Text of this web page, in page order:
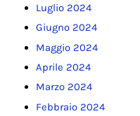
Luglio 2024
Giugno 2024
Maggio 2024
Aprile 2024
Marzo 2024
Febbraio 2024